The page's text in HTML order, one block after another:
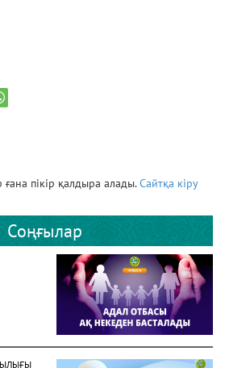
пікір қалдыра алады.Сайтқа кіру
Соңғылар